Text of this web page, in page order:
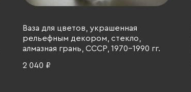
Ваза для цветов, украшенная
рельефным декором, стекло,
алмазная грань, СССР, 1970-1990 гг.
2 040 ₽